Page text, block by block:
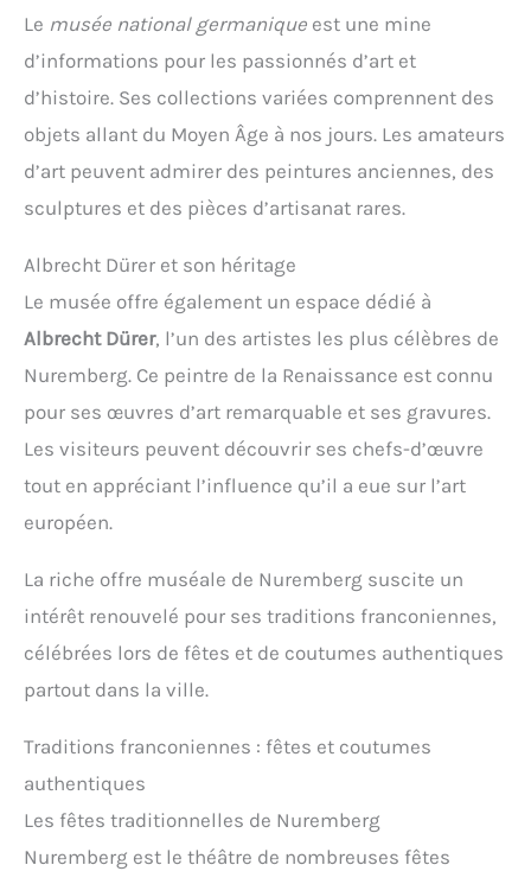
Le musée national germanique est une mine
d’informations pour les passionnés d’art et
d’histoire. Ses collections variées comprennent des
objets allant du Moyen Âge à nos jours. Les amateurs
d’art peuvent admirer des peintures anciennes, des
sculptures et des pièces d’artisanat rares.
Albrecht Dürer et son héritage
Le musée offre également un espace dédié à
Albrecht Dürer, l’un des artistes les plus célèbres de
Nuremberg. Ce peintre de la Renaissance est connu
pour ses œuvres d’art remarquable et ses gravures.
Les visiteurs peuvent découvrir ses chefs-d’œuvre
tout en appréciant l’influence qu’il a eue sur l’art
européen.
La riche offre muséale de Nuremberg suscite un
intérêt renouvelé pour ses traditions franconiennes,
célébrées lors de fêtes et de coutumes authentiques
partout dans la ville.
Traditions franconiennes : fêtes et coutumes
authentiques
Les fêtes traditionnelles de Nuremberg
Nuremberg est le théâtre de nombreuses fêtes